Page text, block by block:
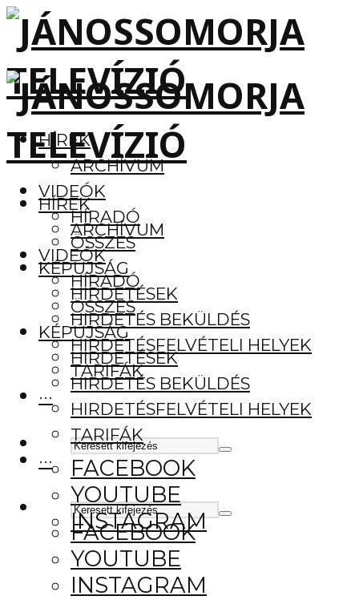
HÍREK
ARCHÍVUM
VIDEÓK
HÍRADÓ
ÖSSZES
KÉPÚJSÁG
HIRDETÉSEK
HIRDETÉS BEKÜLDÉS
HIRDETÉSFELVÉTELI HELYEK
TARIFÁK
···
FACEBOOK
YOUTUBE
INSTAGRAM
HÍREK
ARCHÍVUM
VIDEÓK
HÍRADÓ
ÖSSZES
KÉPÚJSÁG
HIRDETÉSEK
HIRDETÉS BEKÜLDÉS
HIRDETÉSFELVÉTELI HELYEK
TARIFÁK
···
FACEBOOK
YOUTUBE
INSTAGRAM